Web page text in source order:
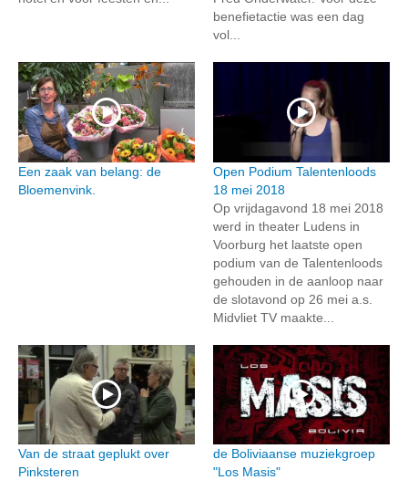
benefietactie was een dag
vol...
Een zaak van belang: de
Bloemenvink.
Open Podium Talentenloods
18 mei 2018
Op vrijdagavond 18 mei 2018
werd in theater Ludens in
Voorburg het laatste open
podium van de Talentenloods
gehouden in de aanloop naar
de slotavond op 26 mei a.s.
Midvliet TV maakte...
Van de straat geplukt over
Pinksteren
de Boliviaanse muziekgroep
"Los Masis"